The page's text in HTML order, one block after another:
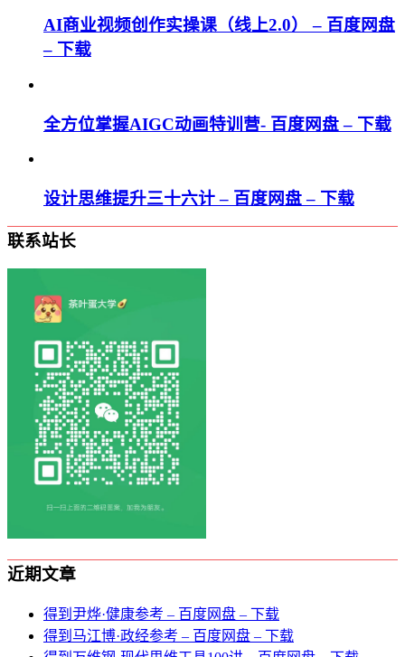
AI商业视频创作实操课（线上2.0） – 百度网盘
– 下载
全方位掌握AIGC动画特训营- 百度网盘 – 下载
设计思维提升三十六计 – 百度网盘 – 下载
联系站长
近期文章
得到尹烨·健康参考 – 百度网盘 – 下载
得到马江博·政经参考 – 百度网盘 – 下载